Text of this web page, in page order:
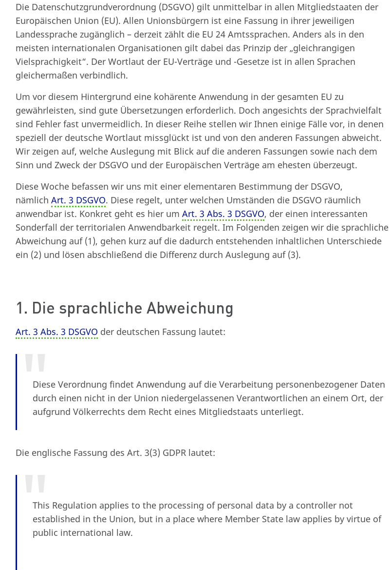
Die Datenschutzgrundverordnung (DSGVO) gilt unmittelbar in allen Mitgliedstaaten der
Europäischen Union (EU). Allen Unionsbürgern ist eine Fassung in ihrer jeweiligen
Landessprache zugänglich – derzeit zählt die EU 24 Amtssprachen. Anders als in den
meisten internationalen Organisationen gilt dabei das Prinzip der „gleichrangigen
Vielsprachigkeit“. Der Wortlaut der EU-Verträge und -Gesetze ist in allen Sprachen
gleichermaßen verbindlich.
Um vor diesem Hintergrund eine kohärente Anwendung in der gesamten EU zu
gewährleisten, sind gute Übersetzungen erforderlich. Doch angesichts der Sprachvielfalt
sind Fehler fast unvermeidlich. In dieser Reihe stellen wir Ihnen einige Fälle vor, in denen
speziell der deutsche Wortlaut missglückt ist und von den anderen Fassungen abweicht.
Wir zeigen auf, welche Auslegung mit Blick auf die anderen Fassungen sowie nach dem
Sinn und Zweck der DSGVO und der Europäischen Verträge am ehesten überzeugt.
Diese Woche befassen wir uns mit einer elementaren Bestimmung der DSGVO,
nämlich Art. 3 DSGVO. Diese regelt, unter welchen Umständen die DSGVO räumlich
anwendbar ist. Konkret geht es hier um Art. 3 Abs. 3 DSGVO, der einen interessanten
Sonderfall der territorialen Anwendbarkeit regelt. Im Folgenden zeigen wir die sprachliche
Abweichung auf (1), gehen kurz auf die dadurch entstehenden inhaltlichen Unterschiede
ein (2) und lösen abschließend die Differenz durch Auslegung auf (3).
1. Die sprachliche Abweichung
Art. 3 Abs. 3 DSGVO der deutschen Fassung lautet:
Diese Verordnung findet Anwendung auf die Verarbeitung personenbezogener Daten
durch einen nicht in der Union niedergelassenen Verantwortlichen an einem Ort, der
aufgrund Völkerrechts dem Recht eines Mitgliedstaats unterliegt.
Die englische Fassung des Art. 3(3) GDPR lautet:
This Regulation applies to the processing of personal data by a controller not
established in the Union, but in a place where Member State law applies by virtue of
public international law.